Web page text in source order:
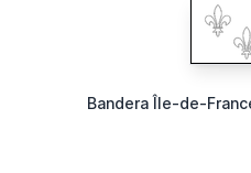
Bandera Île-de-